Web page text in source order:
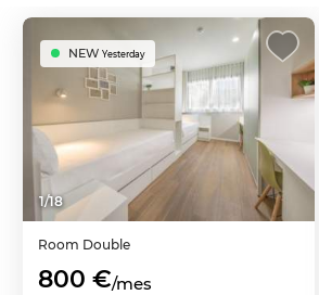
1/18
NEW Yesterday
Room Double
800 €/mes